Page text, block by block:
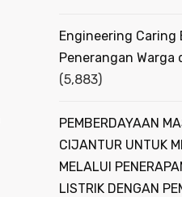
Engineering Caring
Penerangan
(5,883)
PEMBERDAYAAN
CIJANTUR UNTUK
MELALUI
LISTRIK DENGAN